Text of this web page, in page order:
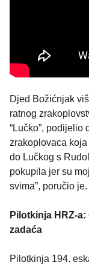
Djed Božićnjak
ratnog
“Lučko”, podijelio
zrakoplovaca
do Lučkog s
pokupila jer su
svima”, poručio je.
Pilotkinja HRZ-
zadaća
Pilotkinja 194.